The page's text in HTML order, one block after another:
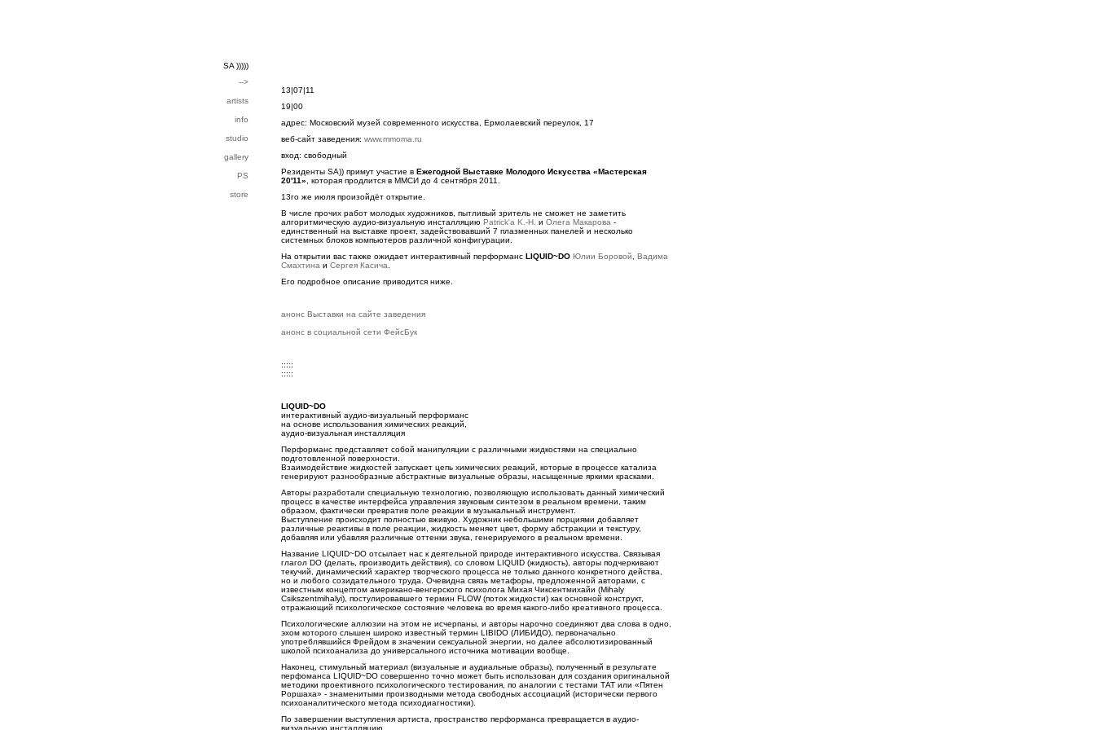
SA )))))
-->
artists
info
studio
gallery
PS
store
13|07|11
19|00
адрес: Московский музей современного искусства, Ермолаевский переулок, 17
веб-сайт заведения: www.mmoma.ru
вход: свободный
Резиденты SA)) примут участие в Ежегодной Выставке Молодого Искусства «Мастерская
20'11» , которая продлится в ММСИ до 4 сентября 2011.
13го же июля произойдёт открытие.
В числе прочих работ молодых художников, пытливый зритель не сможет не заметить
алгоритмическую аудио-визуальную инсталляцию Patrick'а K.-H. и Олега Макарова -
единственный на выставке проект, задействовавший 7 плазменных панелей и несколько
системных блоков компьютеров различной конфигурации.
На открытии вас также ожидает интерактивный перформанс LIQUID~DO Юлии Боровой
Вадима
Смахтина и Сергея Касича
Его подробное описание приводится ниже.
анонс Выставки на сайте заведения
анонс в социальной сети ФейсБук
:::::
:::::
LIQUID~DO
интерактивный аудио-визуальный перформанс
на основе использования химических реакций,
аудио-визуальная инсталляция
Перформанс представляет собой манипуляции с различными жидкостями на специально
подготовленной поверхности.
Взаимодействие жидкостей запускает цепь химических реакций, которые в процессе катализа
генерируют разнообразные абстрактные визуальные образы, насыщенные яркими красками.
Авторы разработали специальную технологию, позволяющую использовать данный химический
процесс в качестве интерфейса управления звуковым синтезом в реальном времени, таким
образом, фактически превратив поле реакции в музыкальный инструмент.
Выступление происходит полностью вживую. Художник небольшими порциями добавляет
различные реактивы в поле реакции, жидкость меняет цвет, форму абстракции и текстуру,
добавляя или убавляя различные оттенки звука, генерируемого в реальном времени.
Название LIQUID~DO отсылает нас к деятельной природе интерактивного искусства. Связывая
глагол DO (делать, производить действия), со словом LIQUID (жидкость), авторы подчеркивают
текучий, динамический характер творческого процесса не только данного конкретного действа,
но и любого созидательного труда. Очевидна связь метафоры, предложенной авторами, с
известным концептом американо-венгерского психолога Михая Чиксентмихайи (Mihaly
Csikszentmihalyi), постулировавшего термин FLOW (поток жидкости) как основной конструкт,
отражающий психологическое состояние человека во время какого-либо креативного процесса.
Психологические аллюзии на этом не исчерпаны, и авторы нарочно соединяют два слова в одно,
эхом которого слышен широко известный термин LIBIDO (ЛИБИДО), первоначально
употреблявшийся Фрейдом в значении сексуальной энергии, но далее абсолютизированный
школой психоанализа до универсального источника мотивации вообще.
Наконец, стимульный материал (визуальные и аудиальные образы), полученный в результате
перфоманса LIQUID~DO совершенно точно может быть использован для создания оригинальной
методики проективного психологического тестирования, по аналогии с тестами ТАТ или «Пятен
Роршаха» - знаменитыми производными метода свободных ассоциаций (исторически первого
психоаналитического метода психодиагностики).
По завершении выступления артиста, пространство перформанса превращается в аудио-
визуальную инсталляцию.